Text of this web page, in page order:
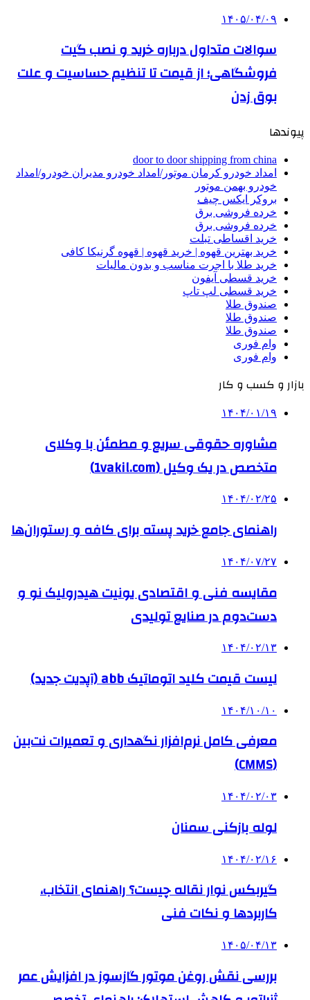
۱۴۰۵/۰۴/۰۹
سوالات متداول درباره خرید و نصب گیت
فروشگاهی؛ از قیمت تا تنظیم حساسیت و علت
بوق زدن
پیوندها
door to door shipping from china
امداد خودرو کرمان موتور/امداد خودرو مدیران خودرو/امداد
خودرو بهمن موتور
بروکر ایکس چیف
خرده فروشی برق
خرده فروشی برق
خرید اقساطی تبلت
خرید بهترین قهوه | خرید قهوه | قهوه گرنیکا کافی
خرید طلا با اجرت مناسب و بدون مالیات
خرید قسطی آیفون
خرید قسطی لپ تاپ
صندوق طلا
صندوق طلا
صندوق طلا
وام فوری
وام فوری
بازار و کسب و کار
۱۴۰۴/۰۱/۱۹
مشاوره حقوقی سریع و مطمئن با وکلای
متخصص در یک وکیل (1vakil.com)
۱۴۰۴/۰۲/۲۵
راهنمای جامع خرید پسته برای کافه و رستوران‌ها
۱۴۰۴/۰۷/۲۷
مقایسه فنی و اقتصادی یونیت هیدرولیک نو و
دست‌دوم در صنایع تولیدی
۱۴۰۴/۰۲/۱۳
لیست قیمت کلید اتوماتیک abb (آپدیت جدید)
۱۴۰۴/۱۰/۱۰
معرفی کامل نرم‌افزار نگهداری و تعمیرات نت‌بین
(CMMS)
۱۴۰۴/۰۲/۰۳
لوله بازکنی سمنان
۱۴۰۴/۰۲/۱۶
گیربکس نوار نقاله چیست؟ راهنمای انتخاب،
کاربردها و نکات فنی
۱۴۰۵/۰۴/۱۳
بررسی نقش روغن موتور گازسوز در افزایش عمر